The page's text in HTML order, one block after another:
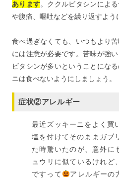
あります。ククルビタシンによ
や腹痛、嘔吐などを繰り返すよう
食べ過ぎなくても、いつもより
には注意が必要です。苦味が強
ビタシンが多いということにな
ニは食べないようにしましょう。
症状②アレルギー
最近ズッキーニをよく買
塩を付けてそのままガブ
た時驚いたのが、意外に
ュウリに似ているけれど
ですって
アレルギーの